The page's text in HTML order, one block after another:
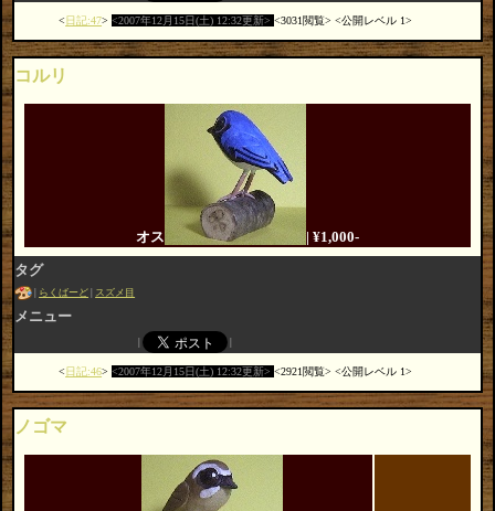
日記:47 2007年12月15日(土) 12:32更新 3031閲覧 公開レベル 1
コルリ
オス | ¥1,000-
タグ
らくばーど スズメ目
メニュー
日記:46 2007年12月15日(土) 12:32更新 2921閲覧 公開レベル 1
ノゴマ